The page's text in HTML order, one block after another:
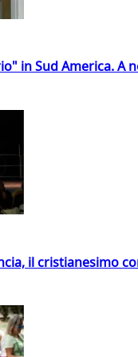
in Sud America. A
il cristianesimo